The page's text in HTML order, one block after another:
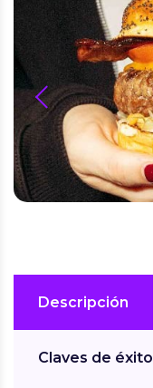
prev
Descripción
Claves de éxito